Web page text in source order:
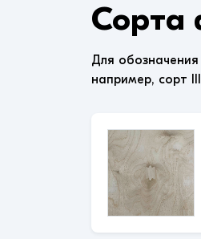
Сорта
Для
например, сорт